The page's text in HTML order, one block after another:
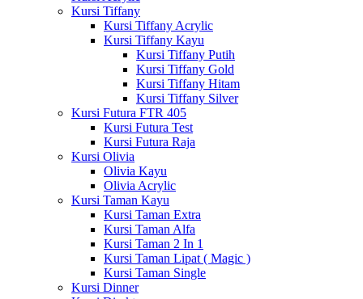
Kursi Tiffany
Kursi Tiffany Acrylic
Kursi Tiffany Kayu
Kursi Tiffany Putih
Kursi Tiffany Gold
Kursi Tiffany Hitam
Kursi Tiffany Silver
Kursi Futura FTR 405
Kursi Futura Test
Kursi Futura Raja
Kursi Olivia
Olivia Kayu
Olivia Acrylic
Kursi Taman Kayu
Kursi Taman Extra
Kursi Taman Alfa
Kursi Taman 2 In 1
Kursi Taman Lipat ( Magic )
Kursi Taman Single
Kursi Dinner